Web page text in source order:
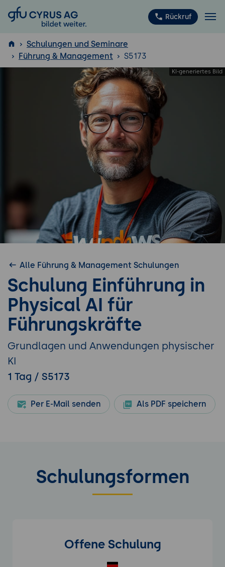
GFU Cyrus AG Rückruf
ISTQB ®
Schulungen und Seminare
Führung & Management
S5173
Alle Führung & Management Schulungen
Schulung Einführung in
Physical AI für
Führungskräfte
Grundlagen und Anwendungen physischer
KI
1 Tag / S5173
Per E-Mail senden Als PDF speichern
Schulungsformen
Offene Schulung